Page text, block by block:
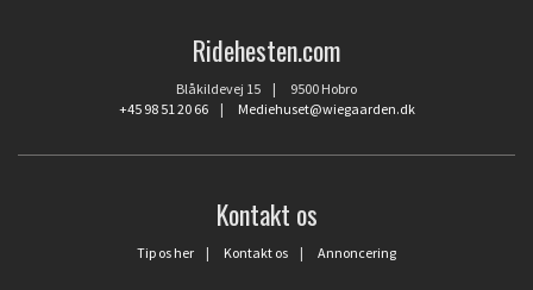
Ridehesten.com
Blåkildevej 15 | 9500 Hobro
+45 98 51 20 66| Mediehuset@wiegaarden.dk
Kontakt os
Tip os her | Kontakt os | Annoncering